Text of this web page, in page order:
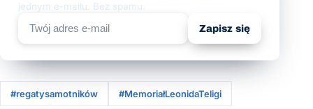
jednym e-mailu. Bez spamu.
Zapisz się
#regatysamotników #MemoriałLeonidaTeligi